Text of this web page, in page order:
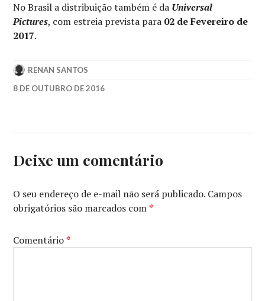
No Brasil a distribuição também é da Universal
Pictures, com estreia prevista para 02 de Fevereiro de
2017.
RENAN SANTOS
8 DE OUTUBRO DE 2016
MURALHA,
DAMON
THE
WALL
PICTURES,
YIMOU
Deixe um comentário
O seu endereço de e-mail não será publicado. Campos
obrigatórios são marcados com*
Comentário*